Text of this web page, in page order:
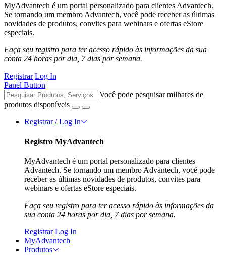
MyAdvantech é um portal personalizado para clientes Advantech.
Se tornando um membro Advantech, você pode receber as últimas
novidades de produtos, convites para webinars e ofertas eStore
especiais.
Faça seu registro para ter acesso rápido às informações da sua
conta 24 horas por dia, 7 dias por semana.
Registrar Log In
Panel Button
Você pode pesquisar milhares de
produtos disponíveis
Registrar / Log In
Registro MyAdvantech
MyAdvantech é um portal personalizado para clientes
Advantech. Se tornando um membro Advantech, você pode
receber as últimas novidades de produtos, convites para
webinars e ofertas eStore especiais.
Faça seu registro para ter acesso rápido às informações da
sua conta 24 horas por dia, 7 dias por semana.
Registrar Log In
MyAdvantech
Produtos